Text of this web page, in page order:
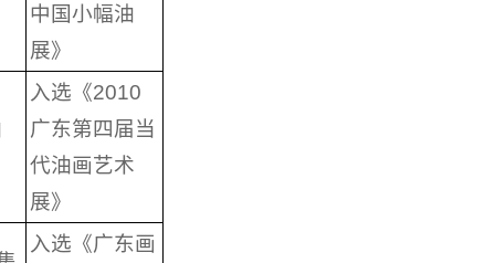
中国小幅油
展》
入选《2010
广东第四届当
代油画艺术
展》
入选《广东画